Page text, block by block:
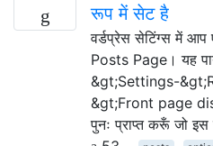
रूप में सेट है
वर्डप्रेस सेटिंग्स में
Posts Page। यह
&gt;Settings-
&gt;Front page
पुनः प्राप्त करूँ जो